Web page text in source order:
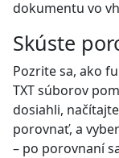
dokumentu vo
Skúste
Pozrite sa, ako
TXT súborov
dosiahli,
porovnať, a
– po porovnaní